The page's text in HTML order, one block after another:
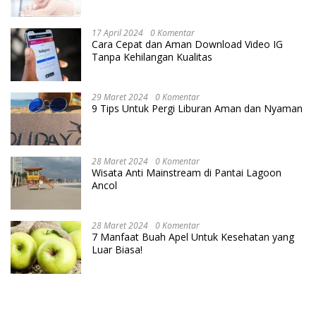
17 April 2024 0 Komentar
Cara Cepat dan Aman Download Video IG
Tanpa Kehilangan Kualitas
29 Maret 2024 0 Komentar
9 Tips Untuk Pergi Liburan Aman dan Nyaman
28 Maret 2024 0 Komentar
Wisata Anti Mainstream di Pantai Lagoon
Ancol
28 Maret 2024 0 Komentar
7 Manfaat Buah Apel Untuk Kesehatan yang
Luar Biasa!